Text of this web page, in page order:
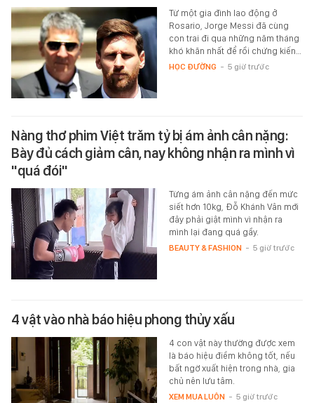
Từ một gia đình lao động ở
Rosario, Jorge Messi đã cùng
con trai đi qua những năm tháng
khó khăn nhất để rồi chứng kiến…
HỌC ĐƯỜNG - 5 giờ trước
Nàng thơ phim Việt trăm tỷ bị ám ảnh cân nặng:
Bày đủ cách giảm cân, nay không nhận ra mình vì
"quá đói"
Từng ám ảnh cân nặng đến mức
siết hơn 10kg, Đỗ Khánh Vân mới
đây phải giật mình vì nhận ra
mình lại đang quá gầy.
BEAUTY & FASHION - 5 giờ trước
4 vật vào nhà báo hiệu phong thủy xấu
4 con vật này thường được xem
là báo hiệu điềm không tốt, nếu
bất ngờ xuất hiện trong nhà, gia
chủ nên lưu tâm.
XEM MUA LUÔN - 5 giờ trước